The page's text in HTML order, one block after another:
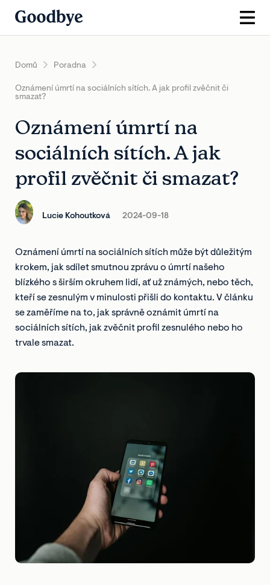
Domů Poradna
Oznámení úmrtí na sociálních sítích. A jak profil zvěčnit či
smazat?
Oznámení úmrtí na
sociálních sítích. A jak
profil zvěčnit či smazat?
Lucie Kohoutková 2024-09-18
Oznámení úmrtí na sociálních sítích může být důležitým
krokem, jak sdílet smutnou zprávu o úmrtí našeho
blízkého s širším okruhem lidí, ať už známých, nebo těch,
kteří se zesnulým v minulosti přišli do kontaktu. V článku
se zaměříme na to, jak správně oznámit úmrtí na
sociálních sítích, jak zvěčnit profil zesnulého nebo ho
trvale smazat.